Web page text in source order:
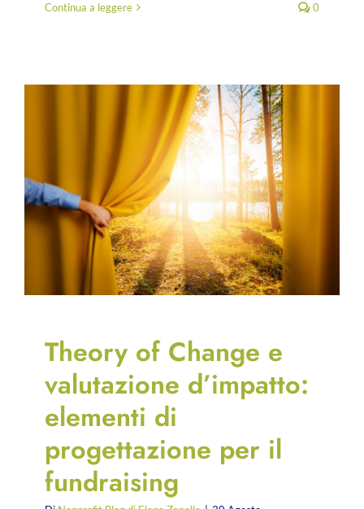
Continua a leggere 0
Theory of Change e
valutazione d’impatto:
elementi di
progettazione per il
fundraising